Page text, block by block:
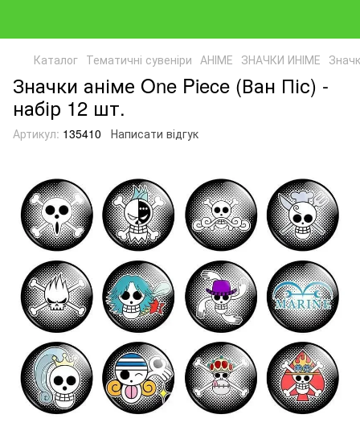
Каталог Тематичні сувеніри АНІМЕ ЗНАЧКИ ИНІМЕ
Значки аніме One Piece (Ван Піс) -
набір 12 шт.
Артикул: 135410 Написати відгук